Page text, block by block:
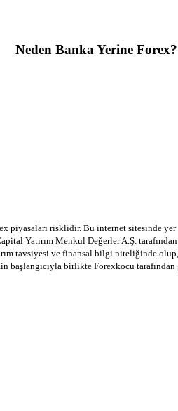
Neden Banka Yerine Forex?
piyasaları risklidir. Bu internet sitesinde
Yatırım Menkul Değerler A.Ş.
tavsiyesi ve finansal bilgi niteliğinde
birlikte Forexkocu